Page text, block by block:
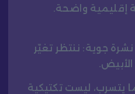
إقليمية واضحة.
جوية: ننتظر تغيّر
ما يتسرب، ليست تكتيكية